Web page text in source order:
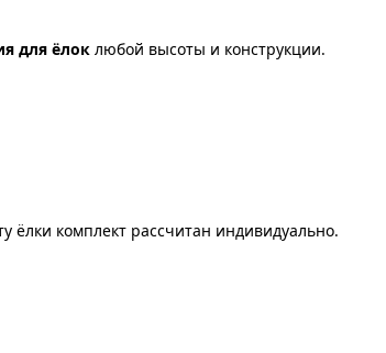
для ёлок любой высоты и конструкции.
ёлки комплект рассчитан индивидуально.